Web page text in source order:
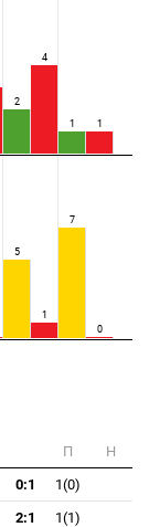
2
4
1 1
5
1
7
0
П
Н
0:1
1(0)
2:1
1(1)